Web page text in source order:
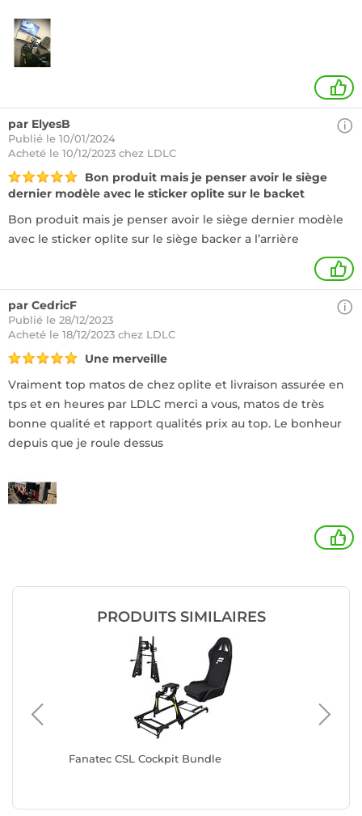
1
par ElyesB
Publié le 10/01/2024
Acheté le 10/12/2023 chez LDLC
Bon produit mais je penser avoir le siège
dernier modèle avec le sticker oplite sur le backet
Bon produit mais je penser avoir le siège dernier modèle
avec le sticker oplite sur le siège backer a l’arrière
1
par CedricF
Publié le 28/12/2023
Acheté le 18/12/2023 chez LDLC
Une merveille
Vraiment top matos de chez oplite et livraison assurée en
tps et en heures par LDLC merci a vous, matos de très
bonne qualité et rapport qualités prix au top. Le bonheur
depuis que je roule dessus
+
PRODUITS SIMILAIRES
Fanatec CSL Cockpit Bundle